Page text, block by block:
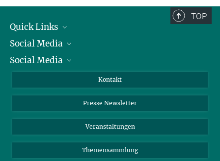
TOP
Quick Links
Präsident
Zahlen und Fakten
Meldestelle Fehlverhalten
Social Media
Bluesky
Social Media
YouTube
Kontakt
Presse Newsletter
Veranstaltungen
Themensammlung